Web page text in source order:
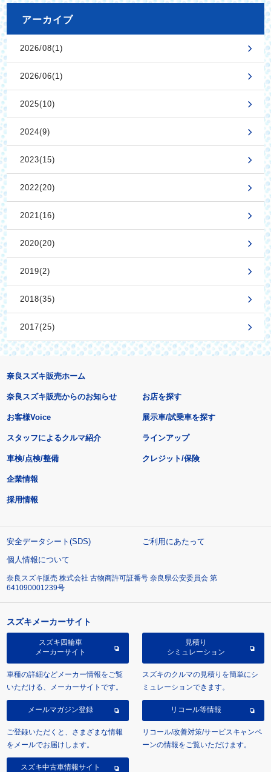
アーカイブ
2026/08(1)
2026/06(1)
2025(10)
2024(9)
2023(15)
2022(20)
2021(16)
2020(20)
2019(2)
2018(35)
2017(25)
奈良スズキ販売ホーム
奈良スズキ販売からのお知らせ
お客様Voice
スタッフによるクルマ紹介
お店を探す
展示車/試乗車を探す
ラインアップ
車検/点検/整備 クレジット/保険
企業情報
採用情報
安全データシート(SDS)
ご利用にあたって
個人情報について
奈良スズキ販売 株式会社 古物商許可証番号 奈良県公安委員会 第
641090001239号
スズキメーカーサイト
スズキ四輪車
メーカーサイト
車種の詳細などメーカー情報をご覧
いただける、メーカーサイトです。
見積り
シミュレーション
スズキのクルマの見積りを簡単にシ
ミュレーションできます。
メールマガジン登録
ご登録いただくと、さまざまな情報
をメールでお届けします。
リコール等情報
リコール/改善対策/サービスキャンペ
ーンの情報をご覧いただけます。
スズキ中古車情報サイト